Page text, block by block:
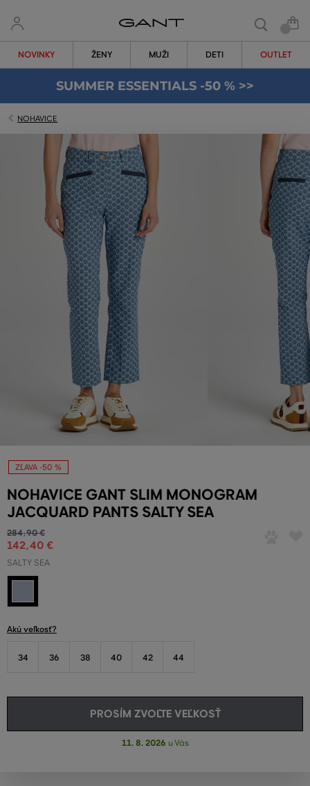
NOVINKY ŽENY MUŽI DETI OUTLET
SUMMER ESSENTIALS -50 % >>
NOHAVICE
ZĽAVA -50 %
NOHAVICE GANT SLIM MONOGRAM
JACQUARD PANTS SALTY SEA
284,90 €
142,40 €
SALTY SEA
Akú veľkosť?
34 36 38 40 42 44
PROSÍM ZVOĽTE VEĽKOSŤ
11. 8. 2026 u Vás